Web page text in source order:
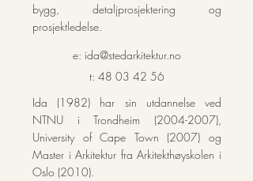
bygg, detaljprosjektering og
prosjektledelse.
e: ida@stedarkitektur.no
t: 48 03 42 56
Ida (1982) har sin utdannelse ved
NTNU i Trondheim (2004-2007),
University of Cape Town (2007) og
Master i Arkitektur fra Arkitekthøyskolen i
Oslo (2010).